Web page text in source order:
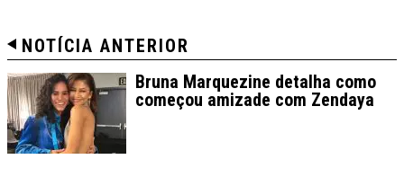
NOTÍCIA ANTERIOR
Bruna Marquezine detalha como
começou amizade com Zendaya